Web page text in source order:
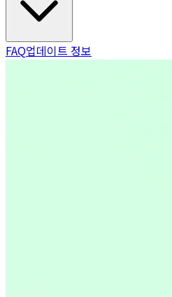
FAQ업데이트 정보